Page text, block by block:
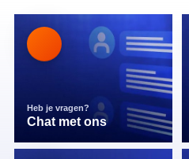
Heb je vragen?
Chat met ons